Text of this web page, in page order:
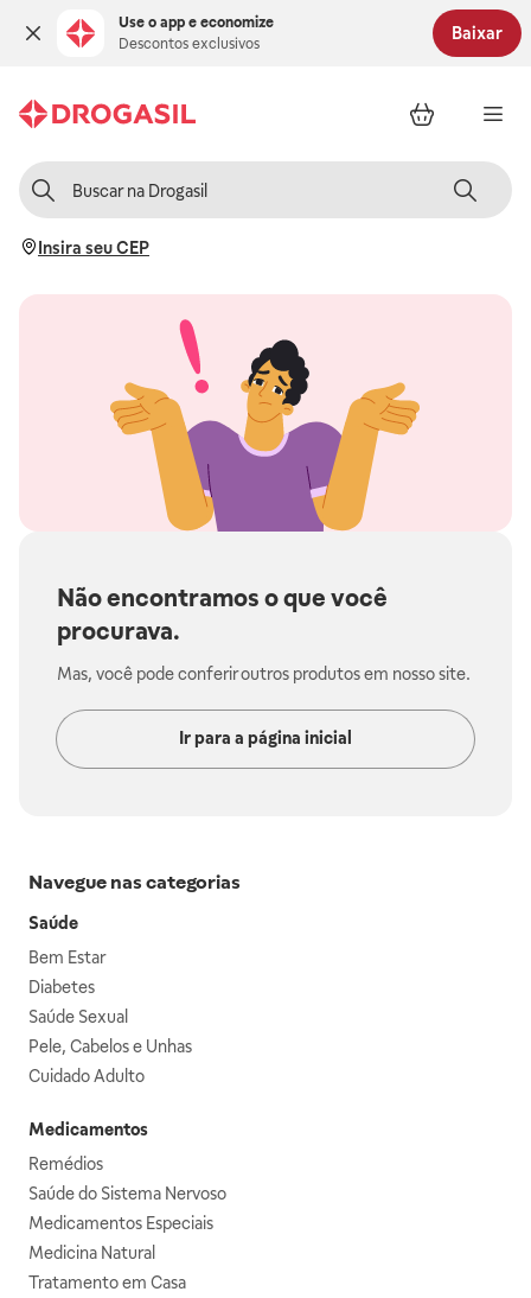
Use o app e economize
Descontos exclusivos
Baixar
Insira seu CEP
Não encontramos o que você
procurava.
Mas, você pode conferir outros produtos em nosso site.
Ir para a página inicial
Navegue nas categorias
Saúde
Bem Estar
Diabetes
Saúde Sexual
Pele, Cabelos e Unhas
Cuidado Adulto
Medicamentos
Remédios
Saúde do Sistema Nervoso
Medicamentos Especiais
Medicina Natural
Tratamento em Casa